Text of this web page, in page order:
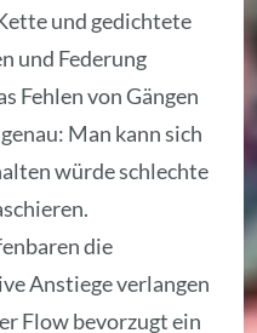
und gedichtete
und Federung
Fehlen von Gängen
Man kann sich
würde schlechte
die
Anstiege verlangen
Flow bevorzugt ein